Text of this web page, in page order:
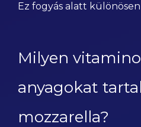
Ez fogyás alatt
Milyen
anyagokat
mozzarella?